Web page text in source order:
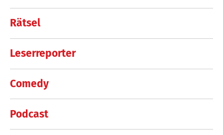
Rätsel
Leserreporter
Comedy
Podcast